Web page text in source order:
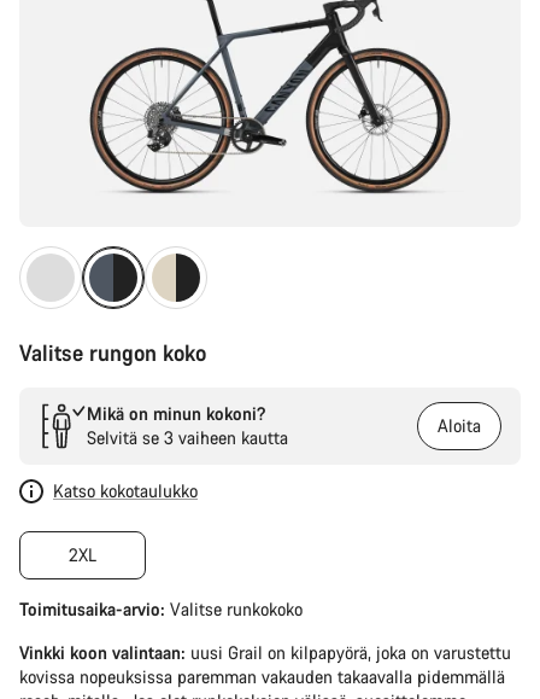
Valitse rungon koko
Mikä on minun kokoni?
Selvitä se 3 vaiheen kautta
Aloita
Katso kokotaulukko
2XL
Toimitusaika-arvio: Valitse runkokoko
Vinkki koon valintaan: uusi Grail on kilpapyörä, joka on varustettu
kovissa nopeuksissa paremman vakauden takaavalla pidemmällä